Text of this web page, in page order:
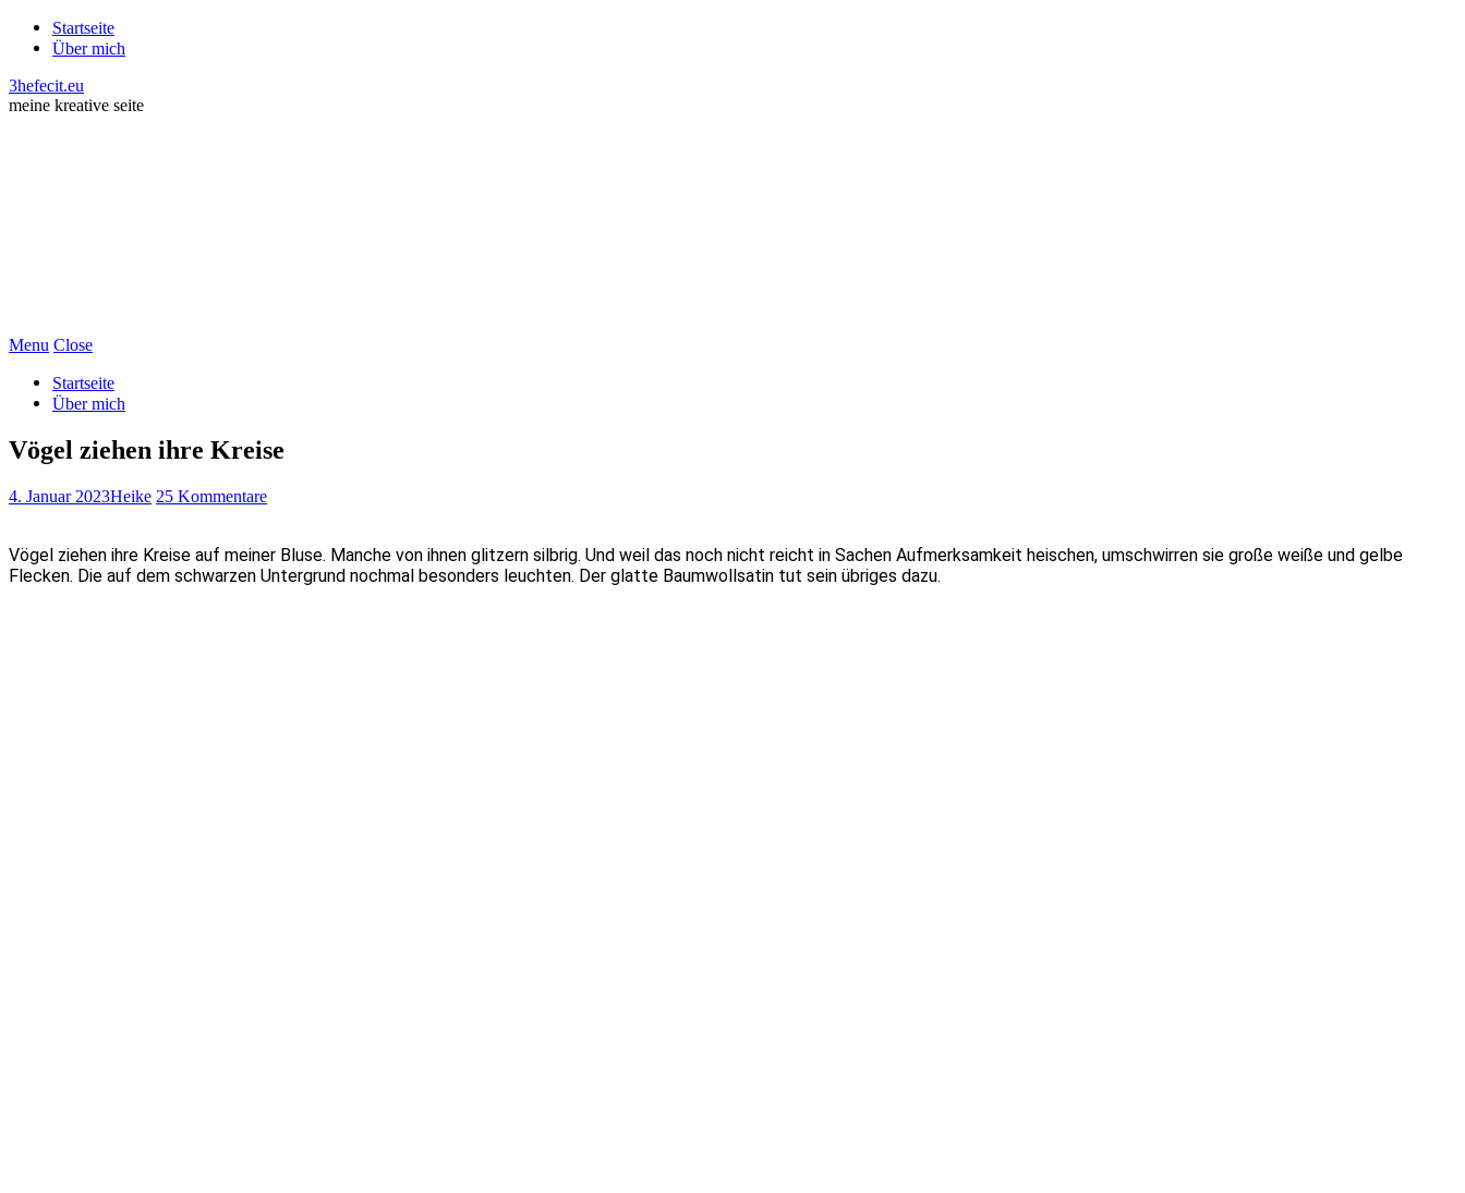
Startseite
Über mich
3hefecit.eu
meine kreative seite
Menu Close
Startseite
Über mich
Vögel ziehen ihre Kreise
4. Januar 2023Heike 25 Kommentare
Vögel ziehen ihre Kreise auf meiner Bluse. Manche von ihnen glitzern silbrig. Und weil das noch nicht reicht in Sachen Aufmerksamkeit heischen, umschwirren sie große weiße und gelbe
Flecken. Die auf dem schwarzen Untergrund nochmal besonders leuchten. Der glatte Baumwollsatin tut sein übriges dazu.